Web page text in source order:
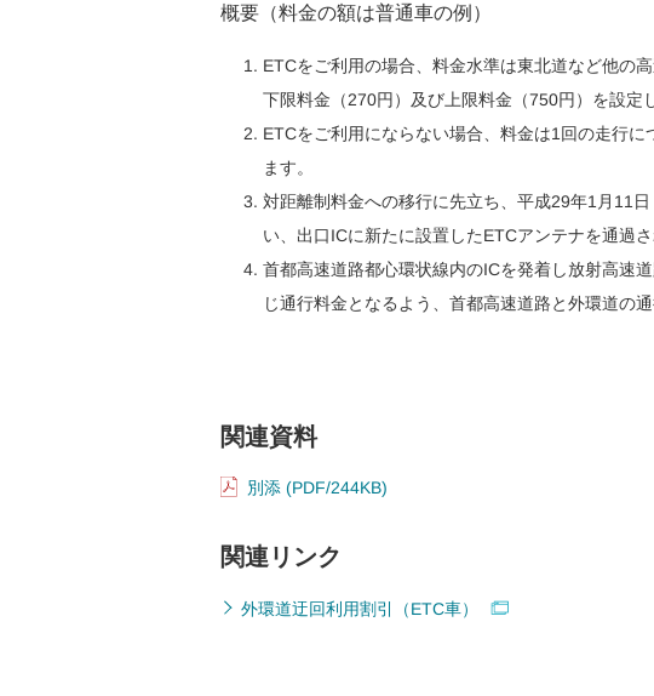
概要（料金の額は普通車の例）
ETCをご利用の場合、料金水準は東北道など他の
下限料金（270円）及び上限料金（750円）を設定
ETCをご利用にならない場合、料金は1回の走行
ます。
対距離制料金への移行に先立ち、平成29年1月11
い、出口ICに新たに設置したETCアンテナを通過
首都高速道路都心環状線内のICを発着し放射高速
じ通行料金となるよう、首都高速道路と外環道の通
関連資料
別添 (PDF/244KB)
関連リンク
外環道迂回利用割引（ETC車）